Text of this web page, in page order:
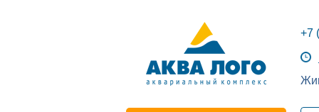
+7